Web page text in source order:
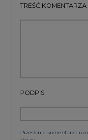
postaci